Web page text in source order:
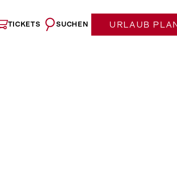
TICKETS SUCHEN URLAUB